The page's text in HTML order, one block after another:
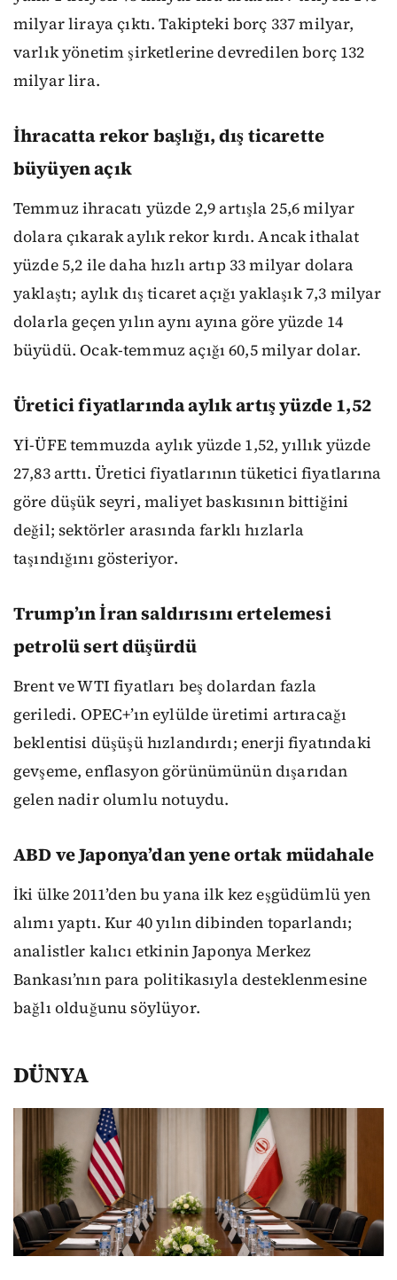
milyar liraya çıktı. Takipteki borç 337 milyar,
varlık yönetim şirketlerine devredilen borç 132
milyar lira.
İhracatta rekor başlığı, dış ticarette
büyüyen açık
Temmuz ihracatı yüzde 2,9 artışla 25,6 milyar
dolara çıkarak aylık rekor kırdı. Ancak ithalat
yüzde 5,2 ile daha hızlı artıp 33 milyar dolara
yaklaştı; aylık dış ticaret açığı yaklaşık 7,3 milyar
dolarla geçen yılın aynı ayına göre yüzde 14
büyüdü. Ocak-temmuz açığı 60,5 milyar dolar.
Üretici fiyatlarında aylık artış yüzde 1,52
Yİ-ÜFE temmuzda aylık yüzde 1,52, yıllık yüzde
27,83 arttı. Üretici fiyatlarının tüketici fiyatlarına
göre düşük seyri, maliyet baskısının bittiğini
değil; sektörler arasında farklı hızlarla
taşındığını gösteriyor.
Trump’ın İran saldırısını ertelemesi
petrolü sert düşürdü
Brent ve WTI fiyatları beş dolardan fazla
geriledi. OPEC+’ın eylülde üretimi artıracağı
beklentisi düşüşü hızlandırdı; enerji fiyatındaki
gevşeme, enflasyon görünümünün dışarıdan
gelen nadir olumlu notuydu.
ABD ve Japonya’dan yene ortak müdahale
İki ülke 2011’den bu yana ilk kez eşgüdümlü yen
alımı yaptı. Kur 40 yılın dibinden toparlandı;
analistler kalıcı etkinin Japonya Merkez
Bankası’nın para politikasıyla desteklenmesine
bağlı olduğunu söylüyor.
DÜNYA